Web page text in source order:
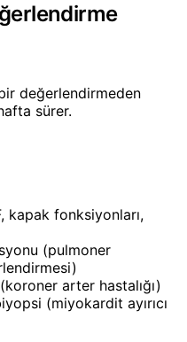
değerlendirmeden
sürer.
kapak fonksiyonları,
(pulmoner
arter hastalığı)
(miyokardit ayırıcı